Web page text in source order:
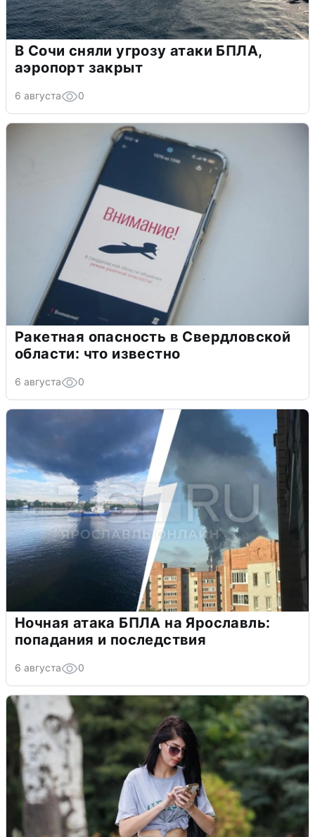
В Сочи сняли угрозу атаки БПЛА,
аэропорт закрыт
6 августа 0
Ракетная опасность в Свердловской
области: что известно
6 августа 0
Ночная атака БПЛА на Ярославль:
попадания и последствия
6 августа 0